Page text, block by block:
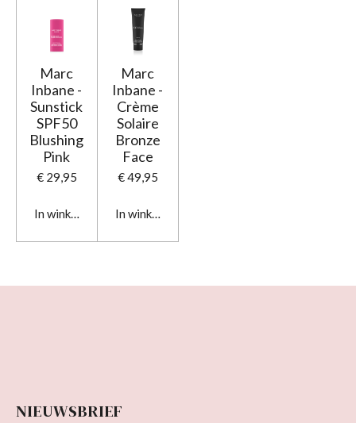
Marc
Inbane -
Sunstick
SPF50
Blushing
Pink
€ 29,95
In winkelwagen
Marc
Inbane -
Crème
Solaire
Bronze
Face
€ 49,95
In winkelwagen
NIEUWSBRIEF